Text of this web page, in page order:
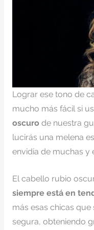
Lograr ese tono de
mucho más fácil si
oscuro de nuestra
lucirás una melena
envidia de muchas y
El cabello rubio
siempre está en
más esas chicas
segura, obteniendo